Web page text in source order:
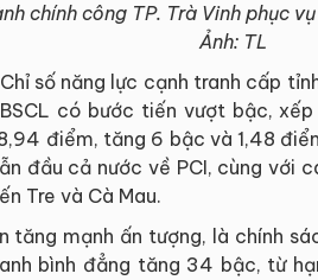
chính công TP. Trà Vinh phục
Ảnh: TL
số năng lực cạnh tranh cấp
có bước tiến vượt bậc,
điểm, tăng 6 bậc và 1,48
đầu cả nước về PCI, cùng với
Tre và Cà Mau.
tăng mạnh ấn tượng, là chính
bình đẳng tăng 34 bậc, từ